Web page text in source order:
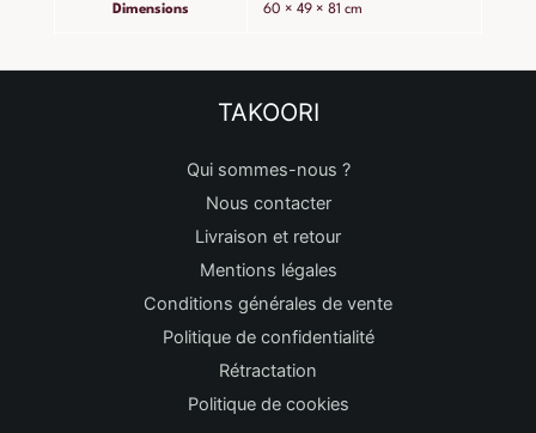
Dimensions 60 × 49 × 81 cm
TAKOORI
Qui sommes-nous ?
Nous contacter
Livraison et retour
Mentions légales
Conditions générales de vente
Politique de confidentialité
Rétractation
Politique de cookies